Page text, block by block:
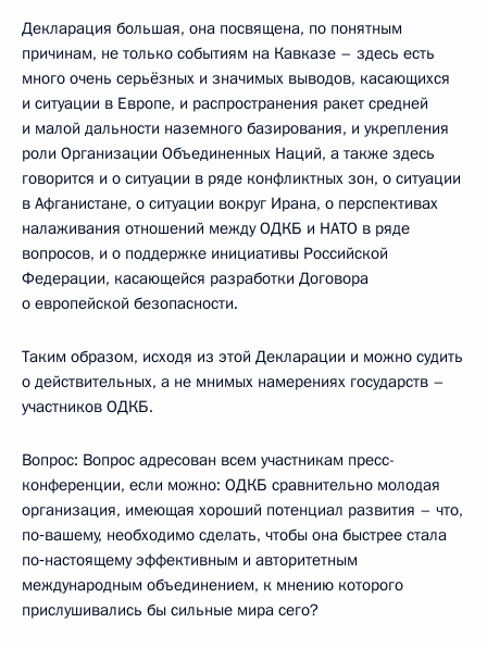
Декларация большая, она посвящена, по понятным
причинам, не только событиям на Кавказе – здесь есть
много очень серьёзных и значимых выводов, касающихся
и ситуации в Европе, и распространения ракет средней
и малой дальности наземного базирования, и укрепления
роли Организации Объединенных Наций, а также здесь
говорится и о ситуации в ряде конфликтных зон, о ситуации
в Афганистане, о ситуации вокруг Ирана, о перспективах
налаживания отношений между ОДКБ и НАТО в ряде
вопросов, и о поддержке инициативы Российской
Федерации, касающейся разработки Договора
о европейской безопасности.
Таким образом, исходя из этой Декларации и можно судить
о действительных, а не мнимых намерениях государств –
участников ОДКБ.
Вопрос: Вопрос адресован всем участникам пресс-
конференции, если можно: ОДКБ сравнительно молодая
организация, имеющая хороший потенциал развития – что,
по‑вашему, необходимо сделать, чтобы она быстрее стала
по‑настоящему эффективным и авторитетным
международным объединением, к мнению которого
прислушивались бы сильные мира сего?